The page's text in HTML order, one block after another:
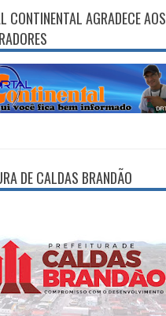
CONTINENTAL AGRADECE AOS
DE CALDAS BRANDÃO